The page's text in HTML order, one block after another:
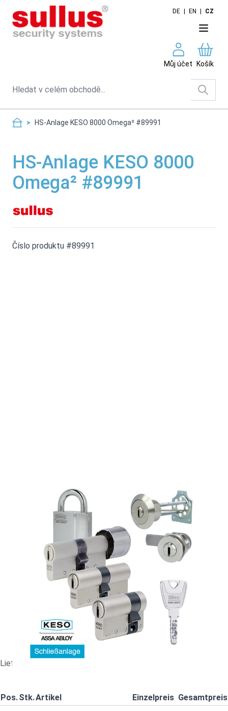
Skip to Content
DE EN CZ
Můj účet Košík
Search
> HS-Anlage KESO 8000 Omega² #89991
HS-Anlage KESO 8000
Omega² #89991
Číslo produktu #89991
HS-Anlage KESO 8000 Omega² #89991
586,45 €
vč. 19% DPH beznákladů na dopravu
+
Dodací lhůta: 2-4 Wochen
Lieferzeit ca. 2-4 Wochen
Pos.Stk.Artikel Einzelpreis Gesamtpreis